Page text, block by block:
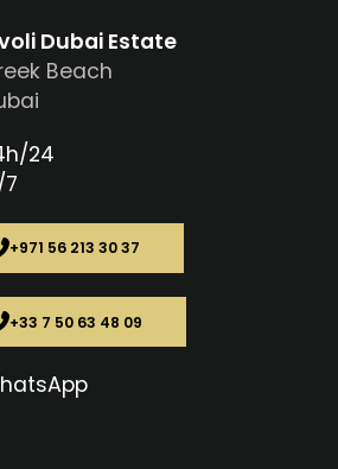
Dubai Estate
Beach
24
+971 56 213 30 37
+33 7 50 63 48 09